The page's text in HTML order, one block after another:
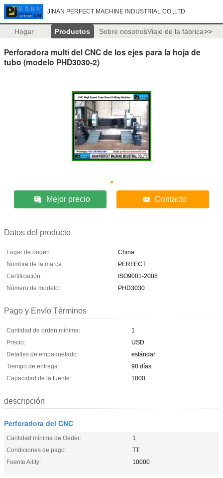
JINAN PERFECT MACHINE INDUSTRIAL CO.,LTD
Hogar Productos Sobre nosotrosViaje de la fábrica>>
Perforadora multi del CNC de los ejes para la hoja de
tubo (modelo PHD3030-2)
Mejor precio Contacto
Datos del producto
Lugar de origen:
China
Nombre de la marca:
PERFECT
Certificación:
ISO9001-2008
Número de modelo:
PHD3030
Pago y Envío Términos
Cantidad de orden mínima:
1
Precio:
USD
Detalles de empaquetado:
estándar
Tiempo de entrega:
90 días
Capacidad de la fuente:
1000
descripción
Perforadora del CNC
Cantidad mínima de Oeder:
1
Condiciones de pago:
TT
Fuente Aility:
10000